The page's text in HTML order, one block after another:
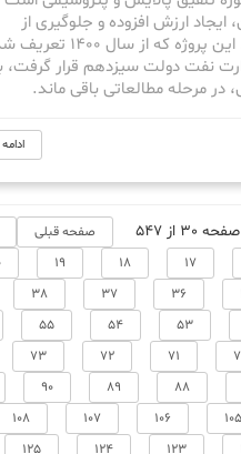
ارزش افزوده و جلوگیری از
خام‌فروشی است. این پروژه که از سال
نفت دولت سیزدهم قرار گرفت،
در مرحله مطالعاتی باقی ماند.
صفحه 30 از 547 صفحه قبلی
17
18
19
36
37
38
53
54
55
71
72
73
88
89
90
105
106
107
108
123
124
125